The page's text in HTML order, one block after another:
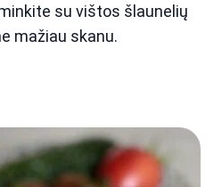
su vištos šlaunelių
mažiau skanu.